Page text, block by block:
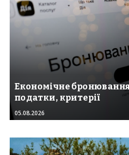
Економічне
податки, критерії
05.08.2026